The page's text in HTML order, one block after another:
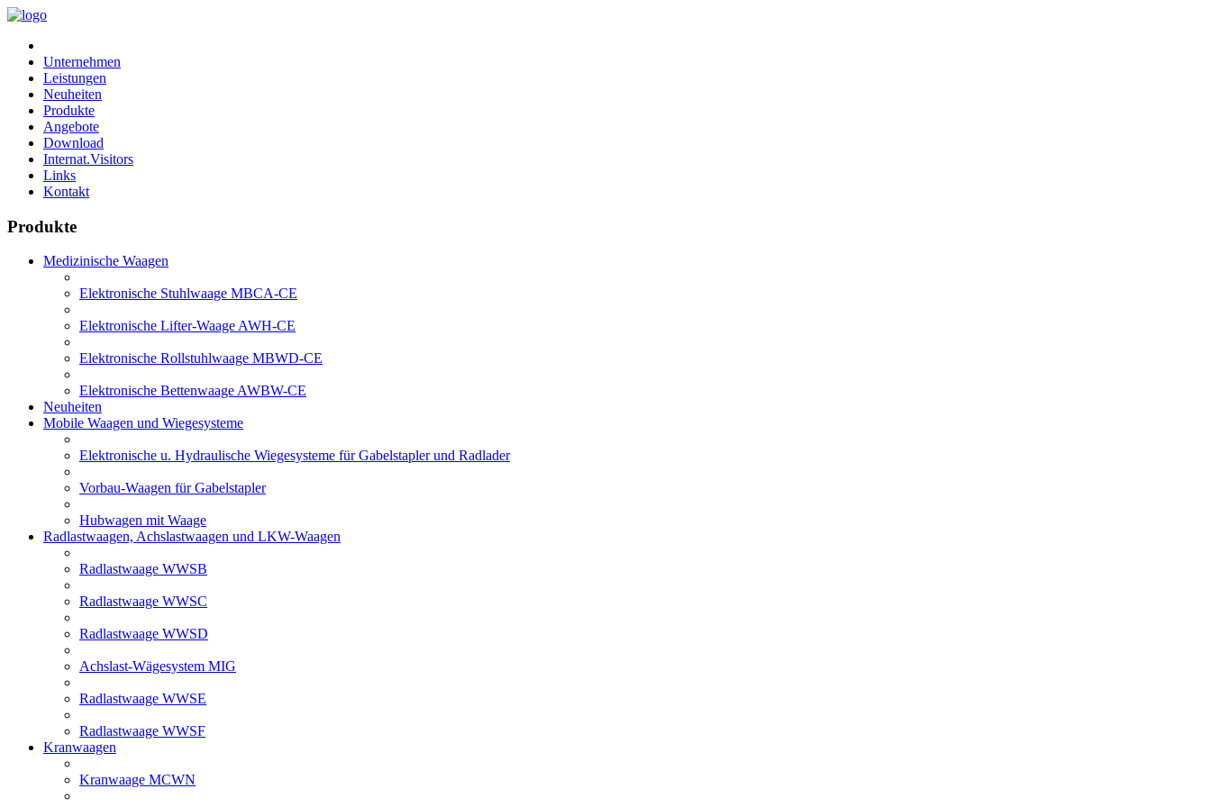
Unternehmen
Leistungen
Neuheiten
Produkte
Angebote
Download
Internat.Visitors
Links
Kontakt
Produkte
Medizinische Waagen
Elektronische Stuhlwaage MBCA-CE
Elektronische Lifter-Waage AWH-CE
Elektronische Rollstuhlwaage MBWD-CE
Elektronische Bettenwaage AWBW-CE
Neuheiten
Mobile Waagen und Wiegesysteme
Elektronische u. Hydraulische Wiegesysteme für Gabelstapler und Radlader
Vorbau-Waagen für Gabelstapler
Hubwagen mit Waage
Radlastwaagen, Achslastwaagen und LKW-Waagen
Radlastwaage WWSB
Radlastwaage WWSC
Radlastwaage WWSD
Achslast-Wägesystem MIG
Radlastwaage WWSE
Radlastwaage WWSF
Kranwaagen
Kranwaage MCWN